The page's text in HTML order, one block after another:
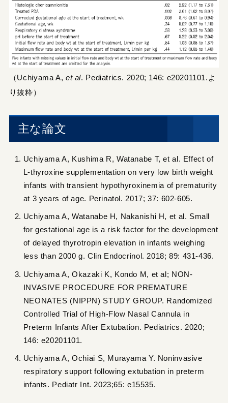
（Uchiyama A, et al. Pediatrics. 2020; 146: e20201101.よ
り抜粋）
主な論文
Uchiyama A, Kushima R, Watanabe T, et al. Effect of
L-thyroxine supplementation on very low birth weight
infants with transient hypothyroxinemia of prematurity
at 3 years of age. Perinatol. 2017; 37: 602-605.
Uchiyama A, Watanabe H, Nakanishi H, et al. Small
for gestational age is a risk factor for the development
of delayed thyrotropin elevation in infants weighing
less than 2000 g. Clin Endocrinol. 2018; 89: 431-436.
Uchiyama A, Okazaki K, Kondo M, et al; NON-
INVASIVE PROCEDURE FOR PREMATURE
NEONATES (NIPPN) STUDY GROUP. Randomized
Controlled Trial of High-Flow Nasal Cannula in
Preterm Infants After Extubation. Pediatrics. 2020;
146: e20201101.
Uchiyama A, Ochiai S, Murayama Y. Noninvasive
respiratory support following extubation in preterm
infants. Pediatr Int. 2023;65: e15535.